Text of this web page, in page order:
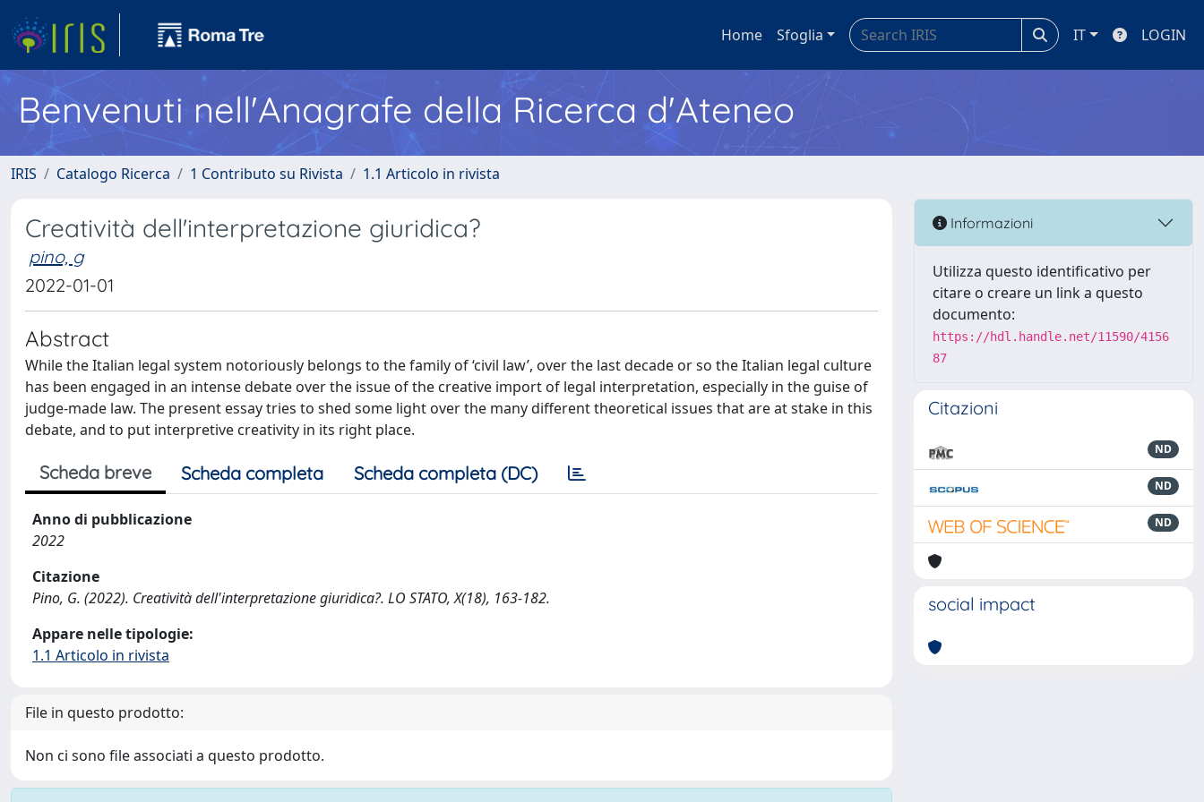
Home Sfoglia IT LOGIN
Benvenuti nell'Anagrafe della Ricerca d'Ateneo
IRIS Catalogo Ricerca 1 Contributo su Rivista 1.1 Articolo in rivista
Creatività dell'interpretazione giuridica?
pino, g
2022-01-01
Abstract
While the Italian legal system notoriously belongs to the family of ‘civil law’, over the last decade or so the Italian legal culture
has been engaged in an intense debate over the issue of the creative import of legal interpretation, especially in the guise of
judge-made law. The present essay tries to shed some light over the many different theoretical issues that are at stake in this
debate, and to put interpretive creativity in its right place.
Scheda breve Scheda completa Scheda completa (DC)
Anno di pubblicazione
2022
Citazione
Pino, G. (2022). Creatività dell'interpretazione giuridica?. LO STATO, X(18), 163-182.
Appare nelle tipologie:
1.1 Articolo in rivista
File in questo prodotto:
Non ci sono file associati a questo prodotto.
Informazioni
Utilizza questo identificativo per
citare o creare un link a questo
documento:
https://hdl.handle.net/11590/4156
87
Citazioni
ND
ND
ND
social impact